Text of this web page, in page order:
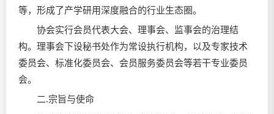
等，形成了产学研用深度融合的行业生态圈。
协会实行会员代表大会、理事会、监事会的治理结
构。理事会下设秘书处作为常设执行机构，以及专家技术
委员会、标准化委员会、会员服务委员会等若干专业委员
会。
二.宗旨与使命